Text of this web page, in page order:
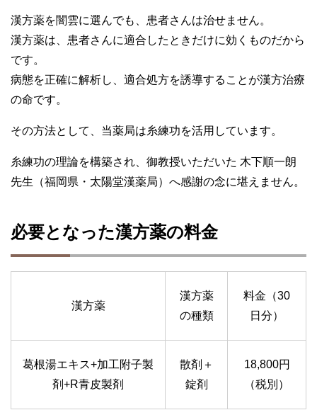
漢方薬を闇雲に選んでも、患者さんは治せません。
漢方薬は、患者さんに適合したときだけに効くものだから
です。
病態を正確に解析し、適合処方を誘導することが漢方治療
の命です。
その方法として、当薬局は糸練功を活用しています。
糸練功の理論を構築され、御教授いただいた 木下順一朗
先生（福岡県・太陽堂漢薬局）へ感謝の念に堪えません。
必要となった漢方薬の料金
漢方薬
漢方薬
の種類
料金（30
日分）
葛根湯エキス+加工附子製
剤+R青皮製剤
散剤＋
錠剤
18,800円
（税別）